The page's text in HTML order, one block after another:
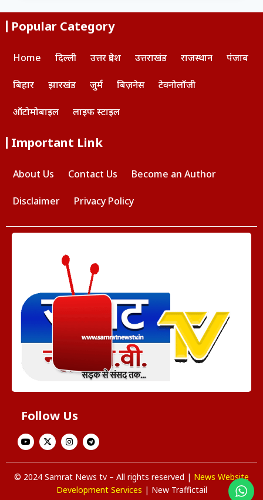
Popular Category
Home दिल्ली उत्तर प्रदेश उत्तराखंड राजस्थान पंजाब
बिहार झारखंड जुर्म बिज़नेस टेक्नोलॉजी
ऑटोमोबाइल लाइफ स्टाइल
Important Link
About Us Contact Us Become an Author
Disclaimer Privacy Policy
Follow Us
© 2024 Samrat News tv – All rights reserved | News Website
Development Services | New Traffictail